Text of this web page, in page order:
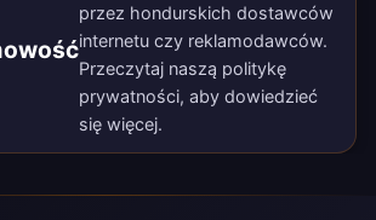
przez hondurskich dostawców
internetu czy reklamodawców.
Przeczytaj naszą politykę
prywatności, aby dowiedzieć
się więcej.